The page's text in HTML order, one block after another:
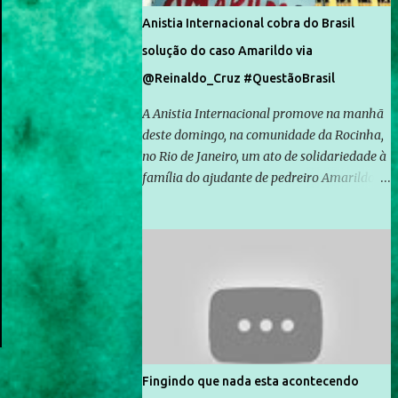
Anistia Internacional cobra do Brasil
solução do caso Amarildo via
@Reinaldo_Cruz #QuestãoBrasil
A Anistia Internacional promove na manhã
deste domingo, na comunidade da Rocinha,
no Rio de Janeiro, um ato de solidariedade à
família do ajudante de pedreiro Amarildo de
Rocinha. A assessora de Direitos Humanos
da Anistia Internacional, Renata Neder, disse
à Agência Brasil que ações e atividades de
mobilização são feitas normalmente pela
organização não governamental. As ações
de solidariedade são promovidas em apoio
Fingindo que nada esta acontecendo